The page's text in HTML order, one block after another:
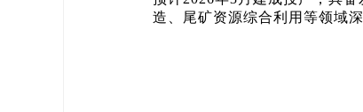
造、尾矿资源综合利用等领域